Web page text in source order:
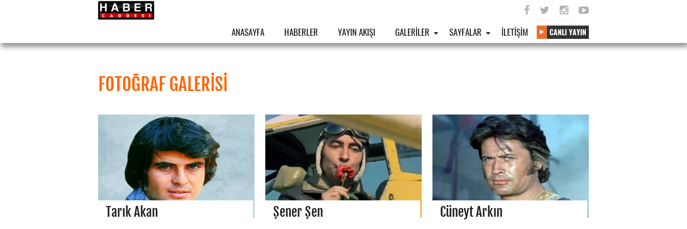
ANASAYFA HABERLER YAYIN AKIŞI GALERİLER SAYFALAR İLETİŞİM CANLI YAYIN
FOTOĞRAF GALERİSİ
Tarık Akan Şener Şen Cüneyt Arkın